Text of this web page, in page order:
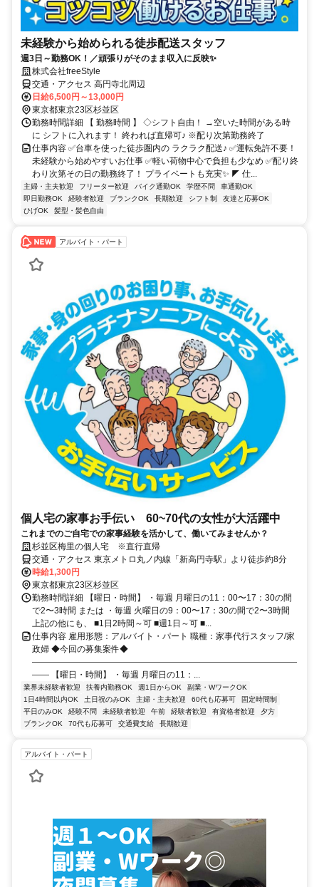
未経験から始められる徒歩配送スタッフ
週3日～勤務OK！／頑張りがそのまま収入に反映✨
株式会社freeStyle
交通・アクセス 高円寺北周辺
日給6,500円～13,000円
東京都東京23区杉並区
勤務時間詳細 【 勤務時間 】 ◇シフト自由！ →空いた時間がある時
に シフトに入れます！ 終われば直帰可♪ ※配り次第勤務終了
仕事内容 ✅台車を使った徒歩圏内の ラクラク配送♪ ✅運転免許不要！
未経験から始めやすいお仕事 ✅軽い荷物中心で負担も少なめ ✅配り終
わり次第その日の勤務終了！ プライベートも充実✨ ◤ 仕...
主婦・主夫歓迎 フリーター歓迎 バイク通勤OK 学歴不問
車通勤OK
即日勤務OK
経験者歓迎 ブランクOK 長期歓迎 シフト制
友達と応募OK
ひげOK
髪型・髪色自由
アルバイト・パート
個人宅の家事お手伝い 60~70代の女性が大活躍中
これまでのご自宅での家事経験を活かして、働いてみませんか？
杉並区梅里の個人宅 ※直行直帰
交通・アクセス 東京メトロ丸ノ内線「新高円寺駅」より徒歩約8分
時給1,300円
東京都東京23区杉並区
勤務時間詳細 【曜日・時間】 ・毎週 月曜日の11：00〜17：30の間
で2〜3時間 または ・毎週 火曜日の9：00〜17：30の間で2〜3時間
上記の他にも、 ■1日2時間～可 ■週1日～可 ■...
仕事内容 雇用形態：アルバイト・パート 職種：家事代行スタッフ/家
政婦 ◆今回の募集案件◆
―――――――――――――――――――――――――――――――
―― 【曜日・時間】 ・毎週 月曜日の11：...
業界未経験者歓迎 扶養内勤務OK 週1日からOK
副業・WワークOK
1日4時間以内OK
土日祝のみOK 主婦・主夫歓迎 60代も応募可
固定時間制
平日のみOK
経験不問 未経験者歓迎 午前 経験者歓迎 有資格者歓迎
夕方
ブランクOK
70代も応募可 交通費支給 長期歓迎
アルバイト・パート